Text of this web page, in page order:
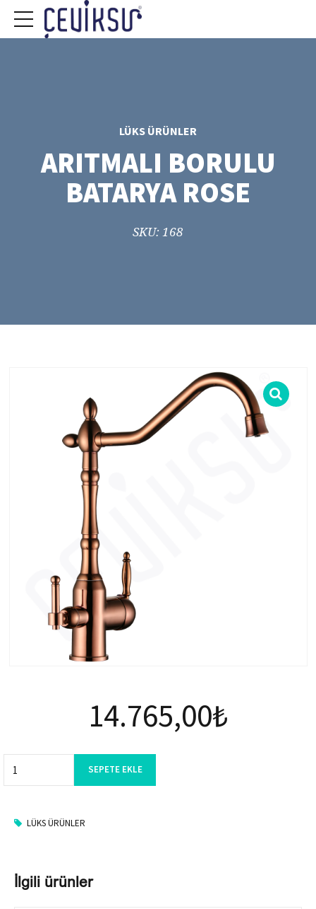
LÜKS ÜRÜNLER
ARITMALI BORULU
BATARYA ROSE
SKU: 168
14.765,00₺
SEPETE EKLE
LÜKS ÜRÜNLER
İlgili ürünler